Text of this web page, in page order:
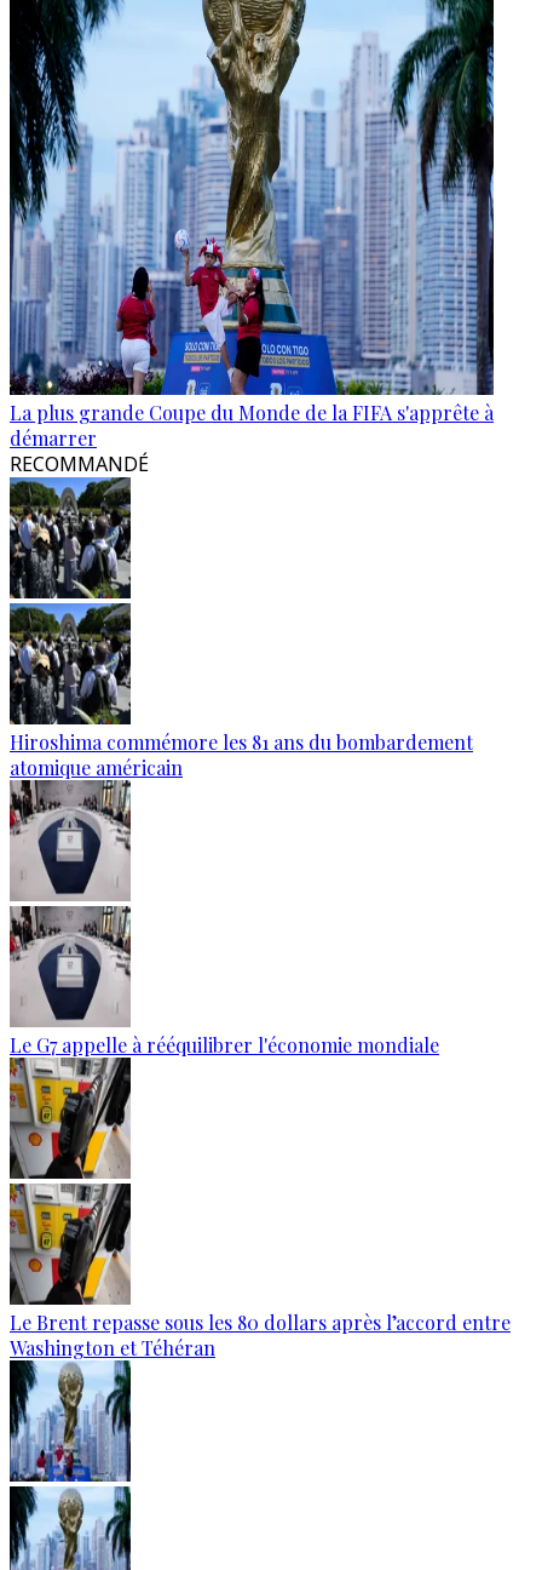
La plus grande Coupe du Monde de la FIFA s'apprête à
démarrer
RECOMMANDÉ
Hiroshima commémore les 81 ans du bombardement
atomique américain
Le G7 appelle à rééquilibrer l'économie mondiale
Le Brent repasse sous les 80 dollars après l’accord entre
Washington et Téhéran